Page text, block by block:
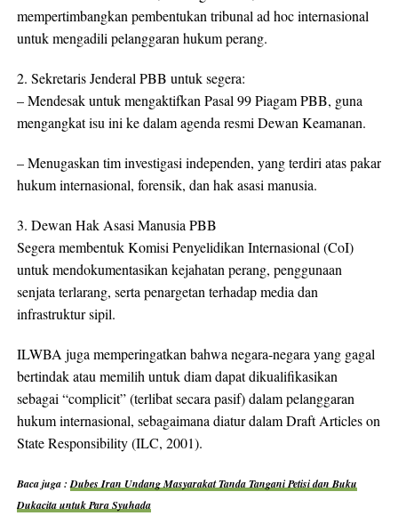
mempertimbangkan pembentukan tribunal ad hoc internasional
untuk mengadili pelanggaran hukum perang.
2. Sekretaris Jenderal PBB untuk segera:
– Mendesak untuk mengaktifkan Pasal 99 Piagam PBB, guna
mengangkat isu ini ke dalam agenda resmi Dewan Keamanan.
– Menugaskan tim investigasi independen, yang terdiri atas pakar
hukum internasional, forensik, dan hak asasi manusia.
3. Dewan Hak Asasi Manusia PBB
Segera membentuk Komisi Penyelidikan Internasional (CoI)
untuk mendokumentasikan kejahatan perang, penggunaan
senjata terlarang, serta penargetan terhadap media dan
infrastruktur sipil.
ILWBA juga memperingatkan bahwa negara-negara yang gagal
bertindak atau memilih untuk diam dapat dikualifikasikan
sebagai “complicit” (terlibat secara pasif) dalam pelanggaran
hukum internasional, sebagaimana diatur dalam Draft Articles on
State Responsibility (ILC, 2001).
Baca juga :Dubes Iran Undang Masyarakat Tanda Tangani Petisi dan Buku
Dukacita untuk Para Syuhada